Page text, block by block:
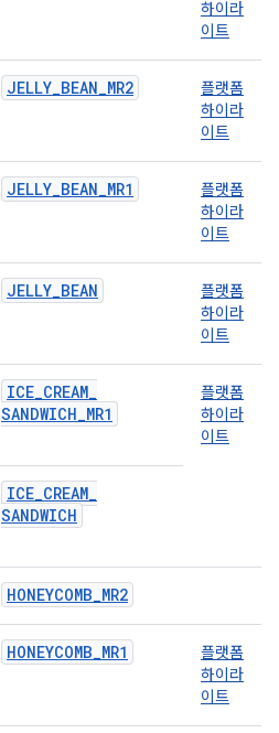
하이라
이트
JELLY_BEAN_MR2
플랫폼
하이라
이트
JELLY_BEAN_MR1
플랫폼
하이라
이트
JELLY_BEAN
플랫폼
하이라
이트
ICE_CREAM_
SANDWICH_MR1
플랫폼
하이라
이트
ICE_CREAM_
SANDWICH
HONEYCOMB_MR2
HONEYCOMB_MR1
플랫폼
하이라
이트